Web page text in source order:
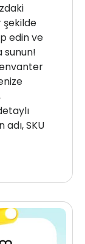
şekilde
edin ve
sunun!
SKU